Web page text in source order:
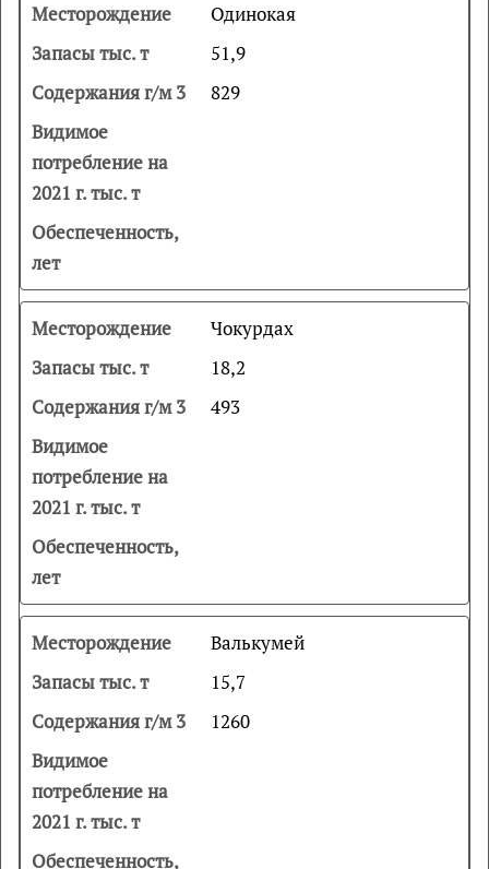
Одинокая
51,9
829
Чокурдах
18,2
493
Валькумей
15,7
1260